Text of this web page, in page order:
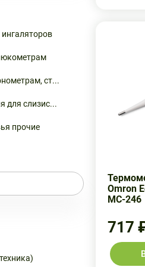
Ltd
ст...
для слизис...
прочие
компресс...
ультразв...
Omron
MC-246
717